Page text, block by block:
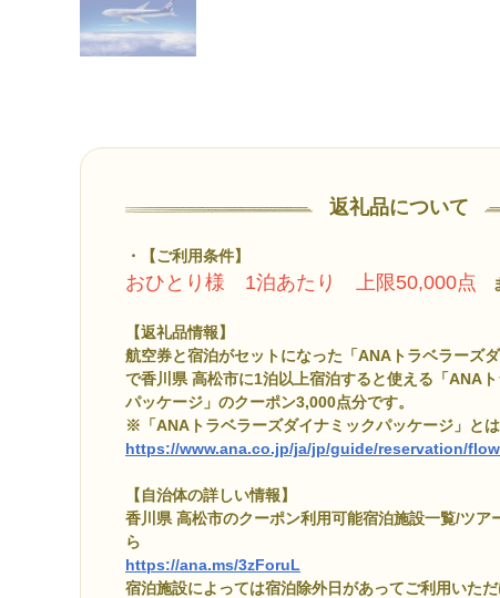
返礼品について
【ご利用条件】
おひとり様 1泊あたり 上限50,000点
【返礼品情報】
航空券と宿泊がセットになった「ANAトラベラーズ
で香川県 高松市に1泊以上宿泊すると使える「ANA
パッケージ」のクーポン3,000点分です。
※「ANAトラベラーズダイナミックパッケージ」とは
https://www.ana.co.jp/ja/jp/guide/reservation/
【自治体の詳しい情報】
香川県 高松市のクーポン利用可能宿泊施設一覧/ツア
ら
https://ana.ms/3zForuL
宿泊施設によっては宿泊除外日があってご利用いた